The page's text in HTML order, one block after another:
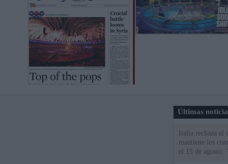
Últimas
Italia rechaza
mantiene los
el 15 de agosto: